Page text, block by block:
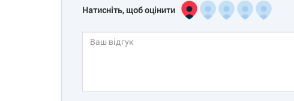
Натисніть, щоб оцінити